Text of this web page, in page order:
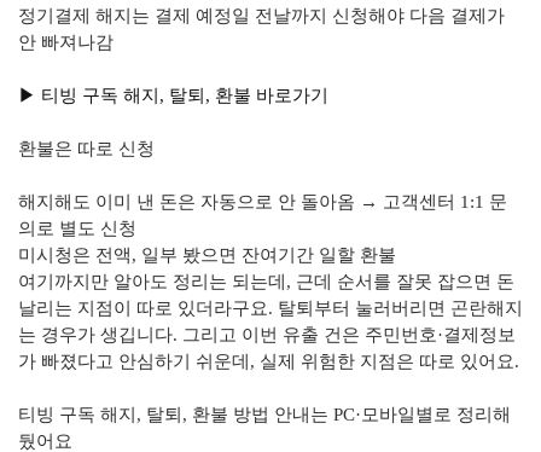
정기결제 해지는 결제 예정일 전날까지 신청해야 다음 결제가
안 빠져나감
▶︎ 티빙 구독 해지, 탈퇴, 환불 바로가기
환불은 따로 신청
해지해도 이미 낸 돈은 자동으로 안 돌아옴 → 고객센터 1:1 문
의로 별도 신청
미시청은 전액, 일부 봤으면 잔여기간 일할 환불
여기까지만 알아도 정리는 되는데, 근데 순서를 잘못 잡으면 돈
날리는 지점이 따로 있더라구요. 탈퇴부터 눌러버리면 곤란해지
는 경우가 생깁니다. 그리고 이번 유출 건은 주민번호·결제정보
가 빠졌다고 안심하기 쉬운데, 실제 위험한 지점은 따로 있어요.
티빙 구독 해지, 탈퇴, 환불 방법 안내는 PC·모바일별로 정리해
뒀어요